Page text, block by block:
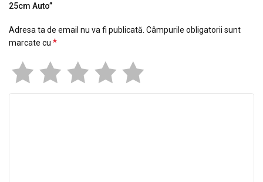
25cm Auto”
Adresa ta de email nu va fi publicată. Câmpurile obligatorii sunt
marcate cu *